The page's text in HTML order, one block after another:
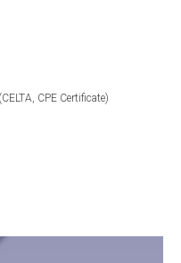
CPE Certificate)